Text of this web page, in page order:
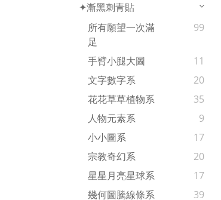
✦漸黑刺青貼
所有願望一次滿
足
99
手臂小腿大圖
11
文字數字系
20
花花草草植物系
35
人物元素系
9
小小圖系
17
宗教奇幻系
20
星星月亮星球系
17
幾何圖騰線條系
39